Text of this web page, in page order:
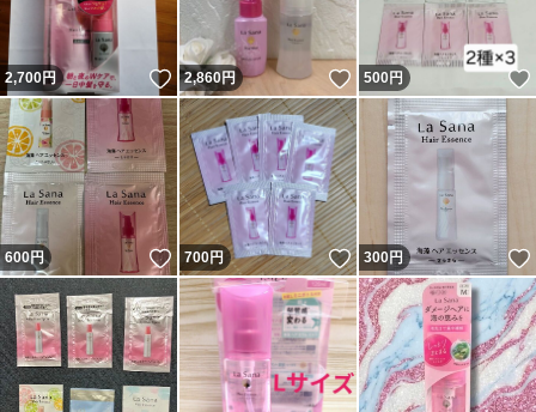
2,700円 いいね！
2,860円 いいね！
500円
600円 いいね！
700円 いいね！
300円